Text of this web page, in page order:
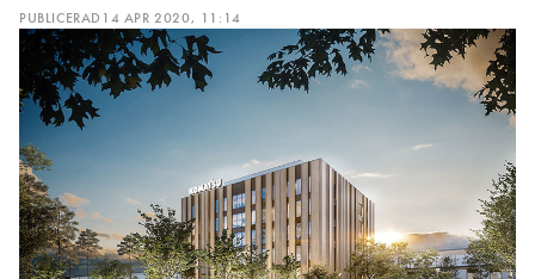
Hantera prenumeration
Lediga jobb
Annonsera
Läs E-tidningen
Om tidningen
PUBLICERAD 14 APR 2020, 11:14